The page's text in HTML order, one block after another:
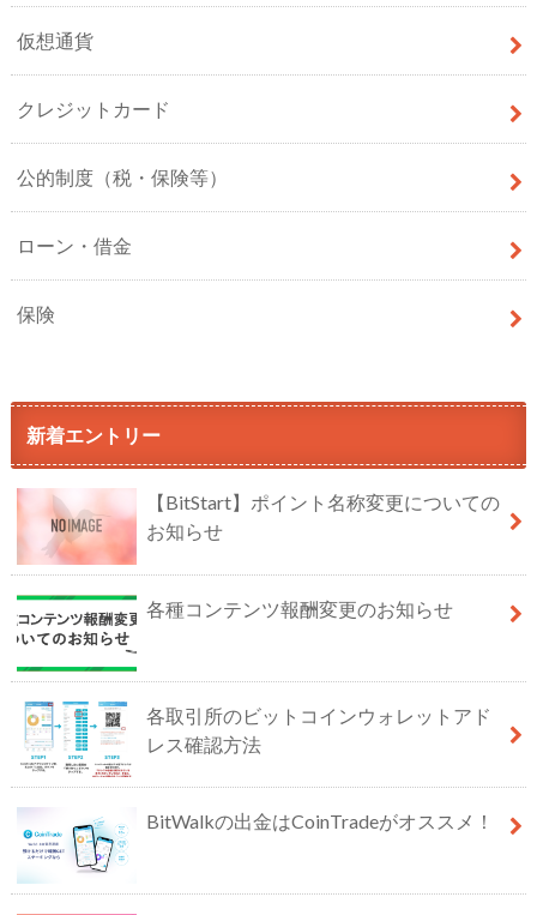
仮想通貨
クレジットカード
公的制度（税・保険等）
ローン・借金
保険
新着エントリー
【BitStart】ポイント名称変更についての
お知らせ
各種コンテンツ報酬変更のお知らせ
各取引所のビットコインウォレットアド
レス確認方法
BitWalkの出金はCoinTradeがオススメ！